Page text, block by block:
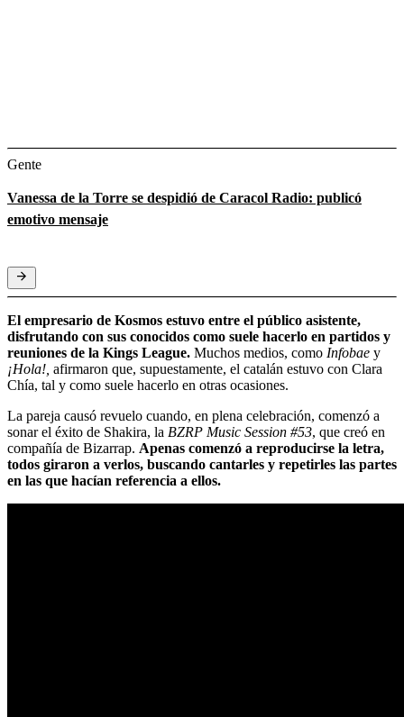
Gente
Vanessa de la Torre se despidió de Caracol Radio: publicó
emotivo mensaje
El empresario de Kosmos estuvo entre el público asistente,
disfrutando con sus conocidos como suele hacerlo en partidos y
reuniones de la Kings League. Muchos medios, como Infobae y
¡Hola!, afirmaron que, supuestamente, el catalán estuvo con Clara
Chía, tal y como suele hacerlo en otras ocasiones.
La pareja causó revuelo cuando, en plena celebración, comenzó a
sonar el éxito de Shakira, la BZRP Music Session #53, que creó en
compañía de Bizarrap. Apenas comenzó a reproducirse la letra,
todos giraron a verlos, buscando cantarles y repetirles las partes
en las que hacían referencia a ellos.